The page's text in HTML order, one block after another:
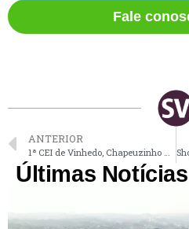
Fale
ANTERIOR
Últimas Notícias